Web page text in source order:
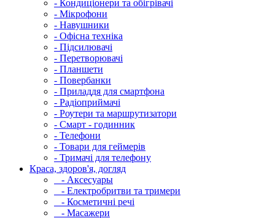
- Кондиціонери та обігрівачі
- Мікрофони
- Навушники
- Офісна техніка
- Підсилювачі
- Перетворювачі
- Планшети
- Повербанки
- Приладдя для смартфона
- Радіоприймачі
- Роутери та маршрутизатори
- Смарт - годинник
- Телефони
- Товари для геймерів
- Тримачі для телефону
Краса, здоров'я, догляд
- Аксесуары
- Електробритви та тримери
- Косметичні речі
- Масажери